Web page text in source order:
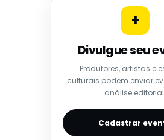
+
Divulgue seu
Produtores, artistas e
culturais podem enviar
análise
Cadastrar